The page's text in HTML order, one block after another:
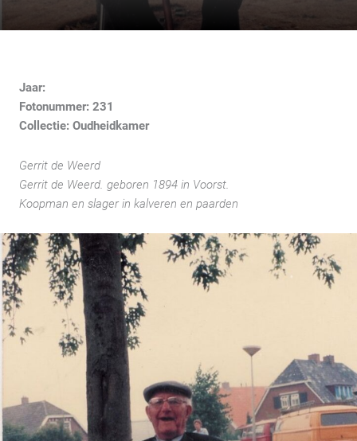
Jaar:
Fotonummer: 231
Collectie: Oudheidkamer
Gerrit de Weerd
Gerrit de Weerd. geboren 1894 in Voorst.
Koopman en slager in kalveren en paarden